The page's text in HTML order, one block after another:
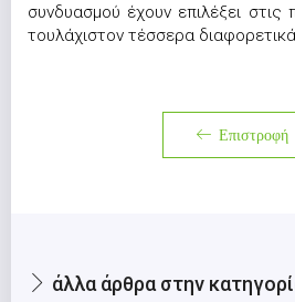
συνδυασμού έχουν επιλέξει στις
τουλάχιστον τέσσερα
Επιστροφή
άλλα άρθρα στην